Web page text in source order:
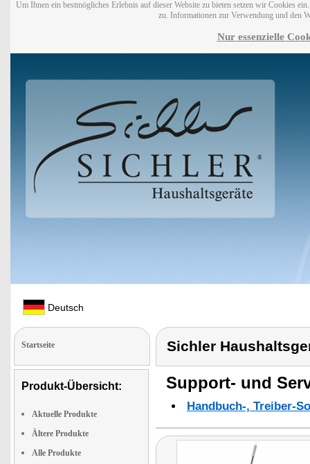
Um Ihnen ein bestmögliches Erlebnis auf dieser Website zu bieten setzen wir Cookies
zu. Informationen zur Verwendung und den
Nur essenzielle
Deutsch
Startseite
Produkt-Übersicht:
Aktuelle Produkte
Ältere Produkte
Alle Produkte
Sichler
Support- und
Handbuch-, Treiber-